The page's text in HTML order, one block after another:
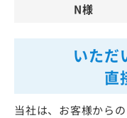
いただ
直
当社は、お客様から
N様